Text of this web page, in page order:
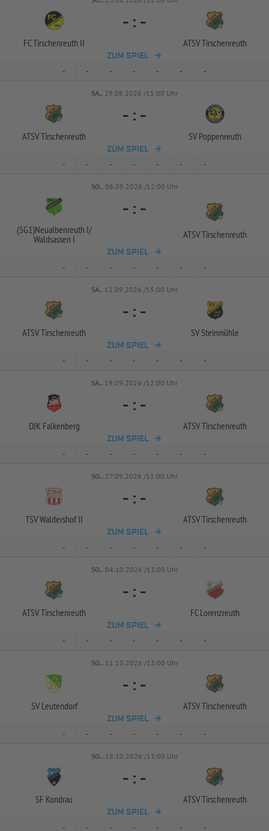
FC Tirschenreuth II
- : -
ATSV Tirschenreuth
ZUM SPIEL
- - - - - - -
SA.. 29.08.2026 /15:00 Uhr
ATSV Tirschenreuth
- : -
SV Poppenreuth
ZUM SPIEL
- - - - - - -
SO.. 06.09.2026 /12:00 Uhr
(SG1)Neualbenreuth I/
Waldsassen I
- : -
ATSV Tirschenreuth
ZUM SPIEL
- - - - - - -
SA.. 12.09.2026 /15:00 Uhr
ATSV Tirschenreuth
- : -
SV Steinmühle
ZUM SPIEL
- - - - - - -
SA.. 19.09.2026 /12:00 Uhr
DJK Falkenberg
- : -
ATSV Tirschenreuth
ZUM SPIEL
- - - - - - -
SO.. 27.09.2026 /11:00 Uhr
TSV Waldershof II
- : -
ATSV Tirschenreuth
ZUM SPIEL
- - - - - - -
SO.. 04.10.2026 /13:00 Uhr
ATSV Tirschenreuth
- : -
FC Lorenzreuth
ZUM SPIEL
- - - - - - -
SO.. 11.10.2026 /13:00 Uhr
SV Leutendorf
- : -
ATSV Tirschenreuth
ZUM SPIEL
- - - - - - -
SO.. 18.10.2026 /13:00 Uhr
SF Kondrau
- : -
ATSV Tirschenreuth
ZUM SPIEL
- - - - - - -